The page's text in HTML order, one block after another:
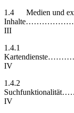
1.4 Medien und
III
1.4.1
IV
1.4.2
IV